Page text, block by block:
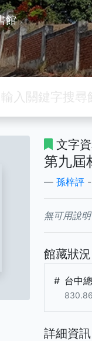
館
文字
第九屆
孫梓評
無可用說明
館藏狀況
# 台中
詳細資訊